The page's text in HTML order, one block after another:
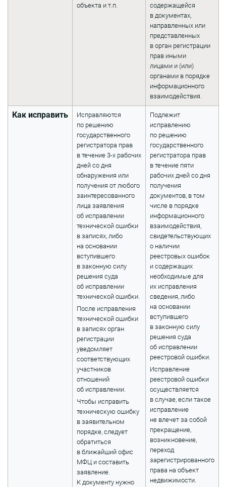
объекта и т.п.
содержащейся
в документах,
направленных или
представленных
в орган регистрации
прав иными
лицами и (или)
органами в порядке
информационного
взаимодействия.
Как исправить
Исправляются
по решению
государственного
регистратора прав
в течение 3-х рабочих
дней со дня
обнаружения или
получения от любого
заинтересованного
лица заявления
об исправлении
технической ошибки
в записях, либо
на основании
вступившего
в законную силу
решения суда
об исправлении
технической ошибки.
После исправления
технической ошибки
в записях орган
регистрации
уведомляет
соответствующих
участников
отношений
об исправлении.
Чтобы исправить
техническую ошибку
в заявительном
порядке, следует
обратиться
в ближайший офис
МФЦ и составить
заявление.
К документу нужно
Подлежит
исправлению
по решению
государственного
регистратора прав
в течение пяти
рабочих дней со дня
получения
документов, в том
числе в порядке
информационного
взаимодействия,
свидетельствующих
о наличии
реестровых ошибок
и содержащих
необходимые для
их исправления
сведения, либо
на основании
вступившего
в законную силу
решения суда
об исправлении
реестровой ошибки.
Исправление
реестровой ошибки
осуществляется
в случае, если такое
исправление
не влечет за собой
прекращение,
возникновение,
переход
зарегистрированного
права на объект
недвижимости.